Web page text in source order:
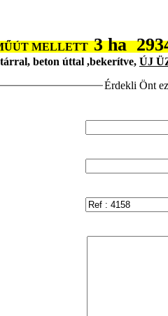
MELLETT 3 ha
beton úttal ,bekerítve, ÚJ
Érdekli Önt